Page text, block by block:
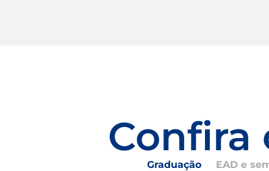
Confira
Graduação EAD e